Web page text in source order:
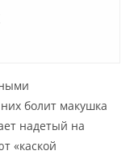
болит макушка
надетый на
«каской